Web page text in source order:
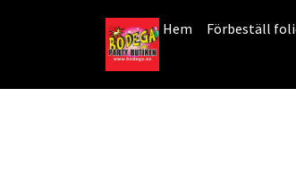
Hem Förbeställ